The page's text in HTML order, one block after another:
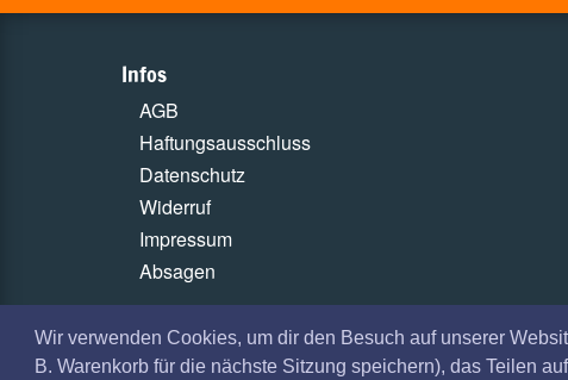
Wir verwenden Cookies, um dir den Besuch auf unserer
B. Warenkorb für die nächste Sitzung speichern), das Teilen
Infos
AGB
Haftungsausschluss
Datenschutz
Widerruf
Impressum
Absagen